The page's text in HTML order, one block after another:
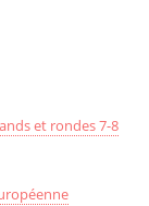
et rondes 7-8